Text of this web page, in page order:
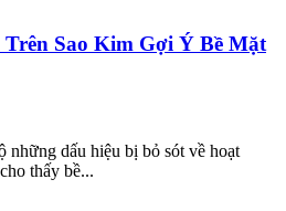
Sao Kim Gợi Ý Bề Mặt
những dấu hiệu bị bỏ sót về hoạt
thấy bề...